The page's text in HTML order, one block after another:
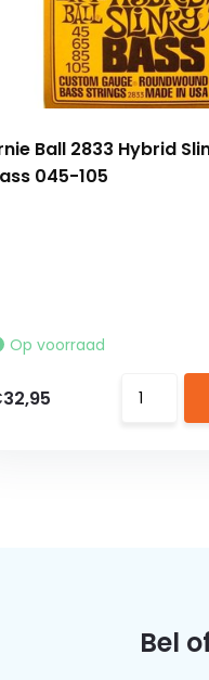
Ball 2833 Hybrid
045-105
Op voorraad
Bel